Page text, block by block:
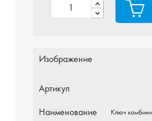
Изображение
Артикул
Наименование
Ключ